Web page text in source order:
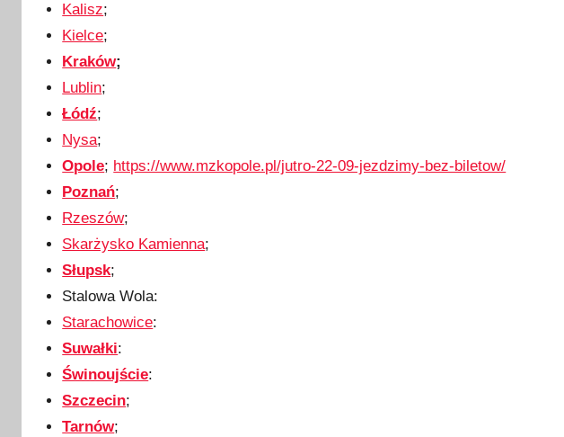
Kalisz;
Kielce;
Kraków;
Lublin;
Łódź;
Nysa;
Opole; https://www.mzkopole.pl/jutro-22-09-jezdzimy-bez-biletow/
Poznań;
Rzeszów;
Skarżysko Kamienna;
Słupsk;
Stalowa Wola:
Starachowice:
Suwałki:
Świnoujście:
Szczecin;
Tarnów;